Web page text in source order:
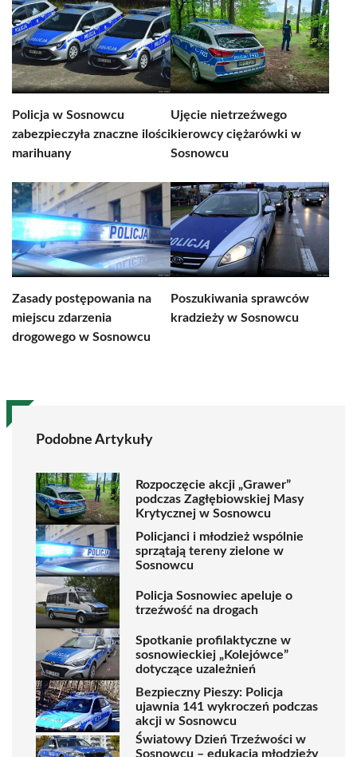
Policja w Sosnowcu
zabezpieczyła znaczne ilości
marihuany
Ujęcie nietrzeźwego
kierowcy ciężarówki w
Sosnowcu
Zasady postępowania na
miejscu zdarzenia
drogowego w Sosnowcu
Poszukiwania sprawców
kradzieży w Sosnowcu
Podobne Artykuły
Rozpoczęcie akcji „Grawer”
podczas Zagłębiowskiej Masy
Krytycznej w Sosnowcu
Policjanci i młodzież wspólnie
sprzątają tereny zielone w
Sosnowcu
Policja Sosnowiec apeluje o
trzeźwość na drogach
Spotkanie profilaktyczne w
sosnowieckiej „Kolejówce”
dotyczące uzależnień
Bezpieczny Pieszy: Policja
ujawnia 141 wykroczeń podczas
akcji w Sosnowcu
Światowy Dzień Trzeźwości w
Sosnowcu – edukacja młodzieży